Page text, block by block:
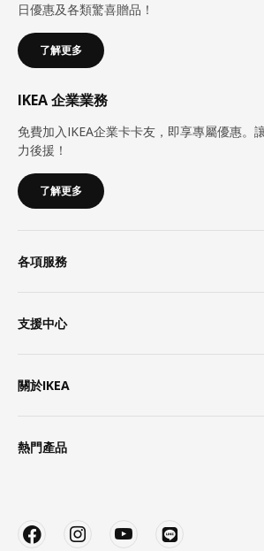
日優惠及各類驚喜贈品！
了解更多
IKEA 企業業務
免費加入IKEA企業卡卡友，即享專屬優惠。
力後援！
了解更多
各項服務
支援中心
關於IKEA
熱門產品